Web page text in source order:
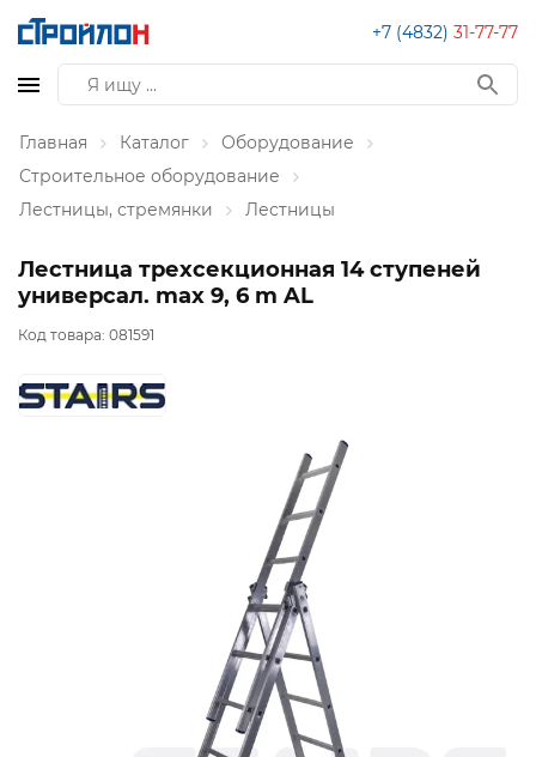
+7 (4832) 31-77-77
Главная Каталог
Оборудование
Строительное оборудование
Лестницы, стремянки
Лестницы
Лестница трехсекционная 14 ступеней
универсал. max 9, 6 m AL
Код товара: 081591